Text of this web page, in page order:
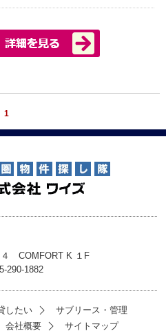
1
４ COMFORT K １F
290-1882
したい
サブリース・管理
会社概要 サイトマップ